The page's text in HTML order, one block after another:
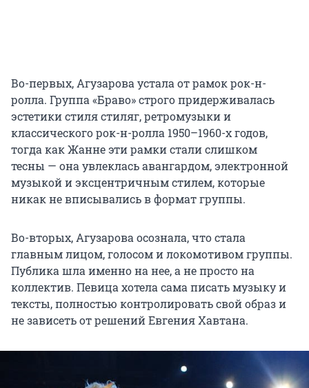
Во-первых, Агузарова устала от рамок рок-н-
ролла. Группа «Браво» строго придерживалась
эстетики стиля стиляг, ретромузыки и
классического рок-н-ролла 1950–1960-х годов,
тогда как Жанне эти рамки стали слишком
тесны — она увлеклась авангардом, электронной
музыкой и эксцентричным стилем, которые
никак не вписывались в формат группы.
Во-вторых, Агузарова осознала, что стала
главным лицом, голосом и локомотивом группы.
Публика шла именно на нее, а не просто на
коллектив. Певица хотела сама писать музыку и
тексты, полностью контролировать свой образ и
не зависеть от решений Евгения Хавтана.